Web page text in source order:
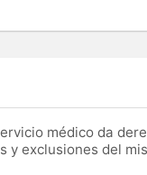
médico da
y exclusiones del